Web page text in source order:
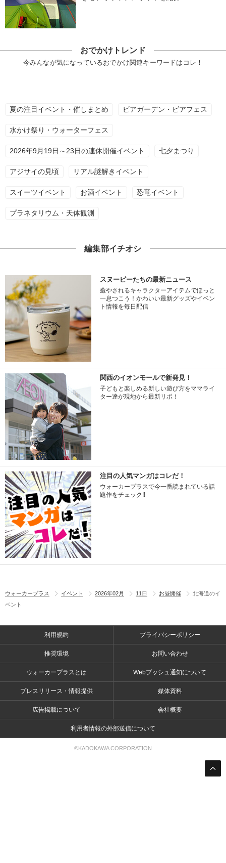
おでかけトレンド
今みんなが気になっているおでかけ関連キーワードはコレ！
夏の注目イベント・催しまとめ ビアガーデン・ビアフェス
水かけ祭り・ウォーターフェス
2026年9月19日～23日の連休開催イベント 七夕まつり
アジサイの見頃 リアル謎解きイベント
スイーツイベント お酒イベント 恐竜イベント
プラネタリウム・天体観測
編集部イチオシ
スヌーピーたちの最新ニュース
癒やされるキャラクターアイテムでほっと
一息つこう！かわいい最新グッズやイベン
ト情報を毎日配信
関西のイオンモールで新発見！
子どもと楽しめる新しい遊び方をママライ
ター達が現地から最新リポ！
注目の人気マンガはコレだ！
ウォーカープラスで今一番読まれている話
題作をチェック!!
ウォーカープラス イベント 2026年02月 11日 お昼開催
北海道のイ
ベント
利用規約 プライバシーポリシー
推奨環境 お問い合わせ
ウォーカープラスとは Webプッシュ通知について
プレスリリース・情報提供 媒体資料
広告掲載について 会社概要
利用者情報の外部送信について
©KADOKAWA CORPORATION